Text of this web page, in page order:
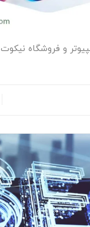
و فروشگاه نیکوت